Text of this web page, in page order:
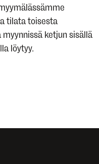
tilata toisesta
ketjun sisällä
löytyy.